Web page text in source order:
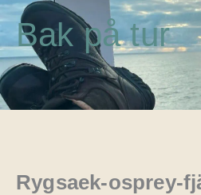
Gå
til
indholdet
Bak på tur
Rygsaek-osprey-